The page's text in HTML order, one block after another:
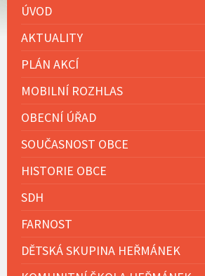
ÚVOD
AKTUALITY
PLÁN AKCÍ
MOBILNÍ ROZHLAS
OBECNÍ ÚŘAD
SOUČASNOST OBCE
HISTORIE OBCE
SDH
FARNOST
DĚTSKÁ SKUPINA HEŘMÁNEK